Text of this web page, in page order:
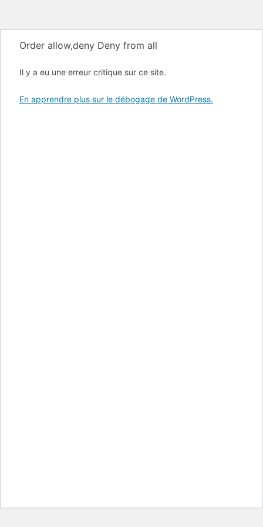
Order allow,deny Deny from all
Il y a eu une erreur critique sur ce site.
En apprendre plus sur le débogage de WordPress.